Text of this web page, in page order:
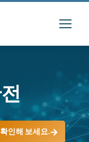
인해 보세요.